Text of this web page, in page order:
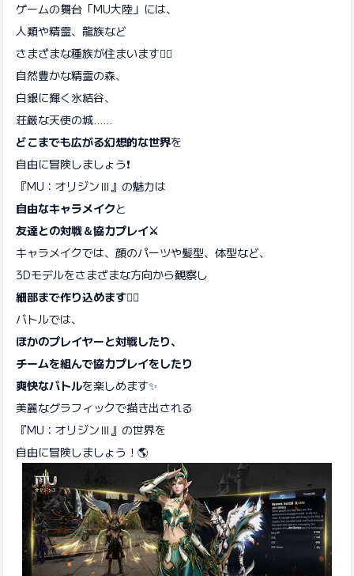
ゲームの舞台「MU大陸」には、
人類や精霊、龍族など
さまざまな種族が住まいます🧚‍♀️
自然豊かな精霊の森、
白銀に輝く氷結谷、
荘厳な天使の城……
どこまでも広がる幻想的な世界を
自由に冒険しましょう❗
『MU：オリジンⅢ』の魅力は
自由なキャラメイクと
友達との対戦＆協力プレイ⚔️
キャラメイクでは、顔のパーツや髪型、体型など、
3Dモデルをさまざまな方向から観察し
細部まで作り込めます🦸‍♀️
バトルでは、
ほかのプレイヤーと対戦したり、
チームを組んで協力プレイをしたり
爽快なバトルを楽しめます✨
美麗なグラフィックで描き出される
『MU：オリジンⅢ』の世界を
自由に冒険しましょう！🌎